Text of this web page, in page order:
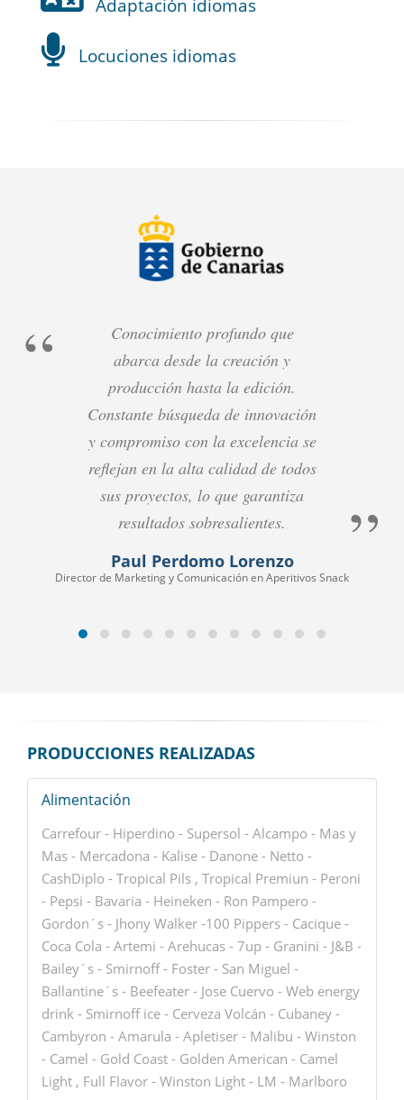
Adaptación idiomas
Locuciones idiomas
Conocimiento profundo que
abarca desde la creación y
producción hasta la edición.
Constante búsqueda de innovación
y compromiso con la excelencia se
reflejan en la alta calidad de todos
sus proyectos, lo que garantiza
resultados sobresalientes.
Paul Perdomo Lorenzo
Director de Marketing y Comunicación en Aperitivos Snack
PRODUCCIONES REALIZADAS
Alimentación
Carrefour - Hiperdino - Supersol - Alcampo - Mas y
Mas - Mercadona - Kalise - Danone - Netto -
CashDiplo - Tropical Pils , Tropical Premiun - Peroni
- Pepsi - Bavaria - Heineken - Ron Pampero -
Gordon´s - Jhony Walker -100 Pippers - Cacique -
Coca Cola - Artemi - Arehucas - 7up - Granini - J&B -
Bailey´s - Smirnoff - Foster - San Miguel -
Ballantine´s - Beefeater - Jose Cuervo - Web energy
drink - Smirnoff ice - Cerveza Volcán - Cubaney -
Cambyron - Amarula - Apletiser - Malibu - Winston
- Camel - Gold Coast - Golden American - Camel
Light , Full Flavor - Winston Light - LM - Marlboro